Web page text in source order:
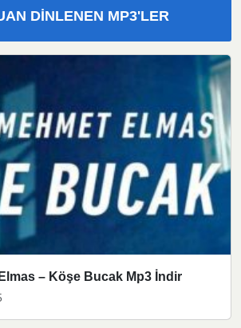
DINLENEN MP3'LER
– Köşe Bucak Mp3 İndir